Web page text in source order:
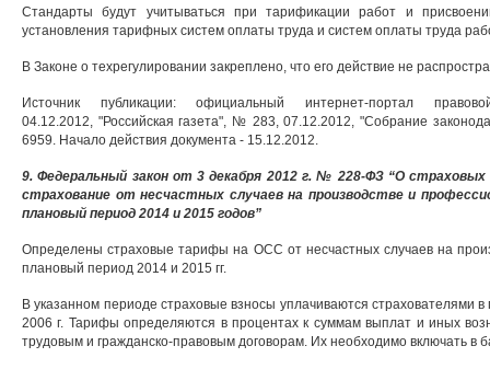
Стандарты будут учитываться при тарификации работ и
установления тарифных систем оплаты труда и систем оплаты труда
В Законе о техрегулировании закреплено, что его действие не
Источник публикации: официальный интернет-портал
04.12.2012, "Российская газета", № 283, 07.12.2012, "Собрание
6959. Начало действия документа - 15.12.2012.
9. Федеральный закон от 3 декабря 2012 г. № 228-ФЗ “О
страхование от несчастных случаев на производстве и
плановый период 2014 и 2015 годов”
Определены страховые тарифы на ОСС от несчастных случаев на
плановый период 2014 и 2015 гг.
В указанном периоде страховые взносы уплачиваются страхователями
2006 г. Тарифы определяются в процентах к суммам выплат и иных
трудовым и гражданско-правовым договорам. Их необходимо включать в